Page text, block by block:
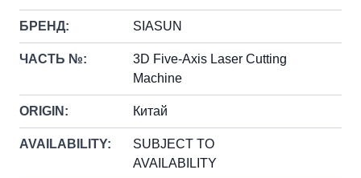
БРЕНД: SIASUN
ЧАСТЬ №:
3D Five-Axis Laser Cutting
Machine
ORIGIN: Китай
AVAILABILITY:
SUBJECT TO
AVAILABILITY